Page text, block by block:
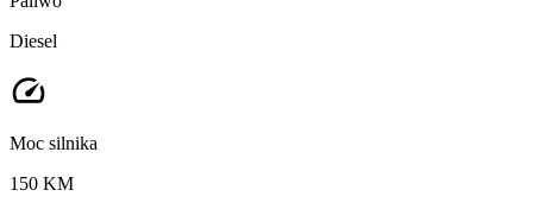
Diesel
Moc silnika
150 KM